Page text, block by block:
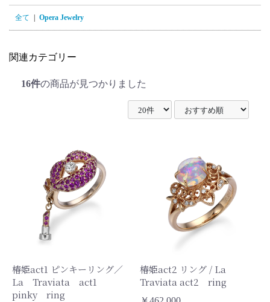
全て Opera Jewelry
関連カテゴリー
16件の商品が見つかりました
椿姫act1 ピンキーリング／
La Traviata act1
pinky ring
椿姫act2 リング / La
Traviata act2 ring